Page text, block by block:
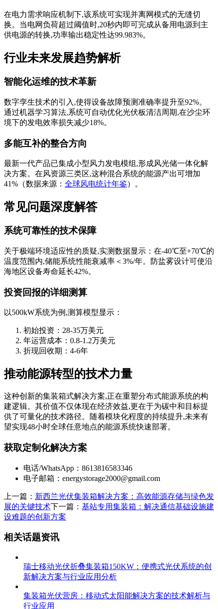
在电力需求响应机制下,该系统可实现并离网模式的无缝切
换。当电网负荷超过阈值时,20秒内即可完成从备用电源到主
供电源的转换,功率输出稳定性达99.983%。
行业未来发展趋势解析
智能化运维的技术革新
数字孪生技术的引入,使得设备故障预测准确率提升至92%。
通过机器学习算法,系统可自动优化光伏板清洁周期,在沙尘环
境下的发电效率损失减少18%。
多能互补的整合方向
最新一代产品已集成小型风力发电模组,形成风光储一体化解
决方案。在风资源三类区,这种混合系统的能源产出可增加
41%（数据来源： 全球风电统计年鉴）。
常见问题深度解答
系统可靠性的技术保障
关于极端环境适应性的质疑,实测数据显示：在-40℃至+70℃的
温度范围内,储能系统性能衰减率＜3%/年。防盐雾设计可使沿
海地区设备寿命延长42%。
投资回报的详细测算
以500kW系统为例,测算模型显示：
初始投资：28-35万美元
年运营成本：0.8-1.2万美元
折现回收期：4-6年
推动能源转型的技术力量
这种创新的集装箱式解决方案,正在重塑分布式能源系统的构
建逻辑。其价值不仅体现在经济效益,更在于为碳中和目标提
供了可量化的技术路径。随着模块化程度的持续提升,未来有
望实现48小时全球任意地点的能源系统快速部署。
获取定制化解决方案
电话/WhatsApp：8613816583346
电子邮箱： energystorage2000@gmail.com
上一篇： 新西兰光伏集装箱解决方案：高效能源存储与绿色发
展的关键技术下一篇： 基站专用集装箱：解决通信基础设施建
设难题的创新方案
相关话题资讯
瑞士移动光伏折叠集装箱150KW：便携式光伏系统的创
新解决方案与行业应用分析
集装箱光伏营房：移动式太阳能解决方案的技术解析与
行业应用